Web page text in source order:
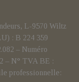
L-9570 Wiltz
: B 224 359
– Numéro
– N° TVA BE :
professionnelle: